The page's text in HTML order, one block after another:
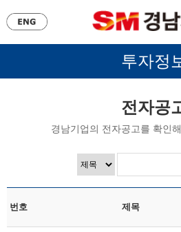
투자정
전자공
경남기업의 전자공고를 확인
번호 제목